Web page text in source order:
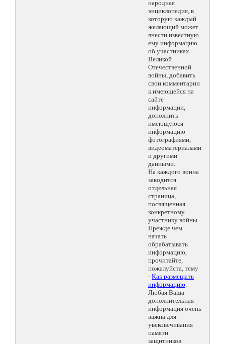
народная
энциклопедия, в
которую каждый
желающий может
внести известную
ему информацию
об участниках
Великой
Отечественной
войны, добавить
свои комментарии
к имеющейся на
сайте
информации,
дополнить
имеющуюся
информацию
фотографиями,
видеоматериалами
и другими
данными.
На каждого воина
заводится
отдельная
страница,
посвященная
конкретному
участнику войны.
Прежде чем
начать
обрабатывать
информацию,
прочитайте,
пожалуйста, тему
- Как размещать
информацию.
Любая Ваша
дополнительная
информация очень
важна для
увековечивания
памяти
защитников